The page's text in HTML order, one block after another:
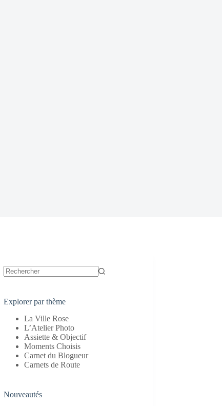
Explorer par thème
La Ville Rose
L’Atelier Photo
Assiette & Objectif
Moments Choisis
Carnet du Blogueur
Carnets de Route
Nouveautés